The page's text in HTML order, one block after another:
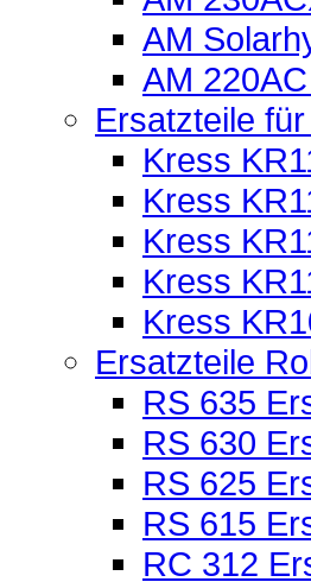
AM
AM
Ersatzteile
Kress
Kress
Kress
Kress
Kress
Ersatzteile
RS 635
RS 630
RS 625
RS 615
RC 312